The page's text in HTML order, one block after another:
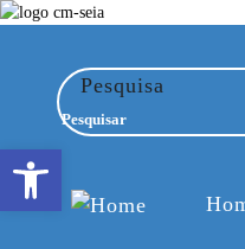
Pesquisa
Open toolbar